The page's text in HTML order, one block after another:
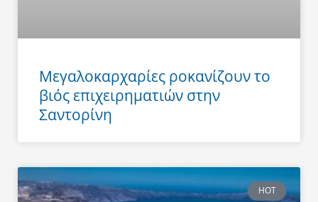
Μεγαλοκαρχαρίες ροκανίζουν το
βιός επιχειρηματιών στην
Σαντορίνη
HOT